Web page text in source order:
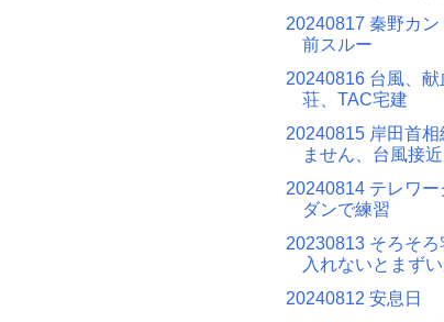
20240817 秦野カ
前スルー
20240816 台風、
荘、TAC宅建
20240815 岸田首
ません、台風接近
20240814 テレワ
ダンで練習
20230813 そろそ
入れないとまず
20240812 安息日